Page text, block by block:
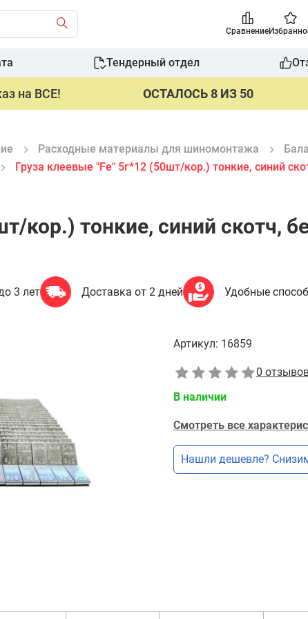
Сравнение
Тендерный отдел
на ВСЕ! ОСТАЛОСЬ 8 ИЗ 50
Расходные материалы для шиномонтажа
Груза клеевые "Fe" 5г*12 (50шт/кор.) тонкие, синий
кор.) тонкие, синий скотч,
3 лет Доставка от 2 дней Удобные
Артикул: 16859
0
В наличии
Смотреть все
Нашли дешевле?